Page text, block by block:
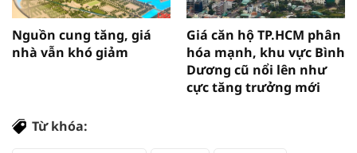
Nguồn cung tăng, giá
nhà vẫn khó giảm
Giá căn hộ TP.HCM phân
hóa mạnh, khu vực Bình
Dương cũ nổi lên như
cực tăng trưởng mới
Từ khóa: